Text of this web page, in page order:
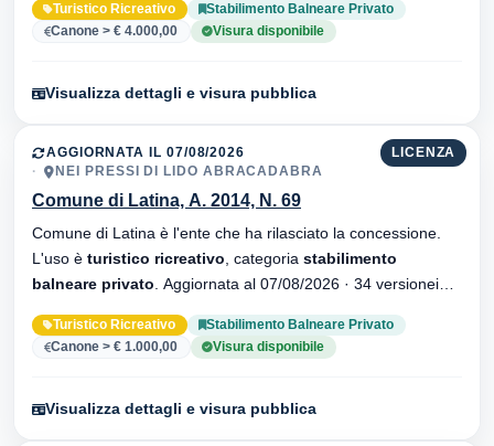
Turistico Ricreativo
Stabilimento Balneare Privato
Canone > € 4.000,00
Visura disponibile
Visualizza dettagli e visura pubblica
LICENZA
AGGIORNATA IL 07/08/2026
NEI PRESSI DI LIDO ABRACADABRA
Comune di Latina, A. 2014, N. 69
Comune di Latina è l'ente che ha rilasciato la concessione.
L'uso è turistico ricreativo , categoria stabilimento
balneare privato
Turistico Ricreativo
Stabilimento Balneare Privato
Canone > € 1.000,00
Visura disponibile
Visualizza dettagli e visura pubblica